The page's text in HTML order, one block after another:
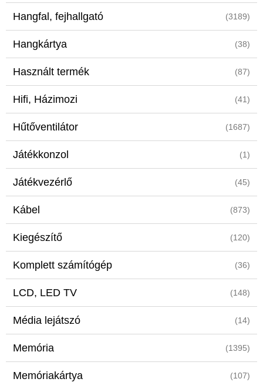
Hangfal, fejhallgató (3189)
Hangkártya (38)
Használt termék (87)
Hifi, Házimozi (41)
Hűtőventilátor (1687)
Játékkonzol (1)
Játékvezérlő (45)
Kábel (873)
Kiegészítő (120)
Komplett számítógép (36)
LCD, LED TV (148)
Média lejátszó (14)
Memória (1395)
Memóriakártya (107)